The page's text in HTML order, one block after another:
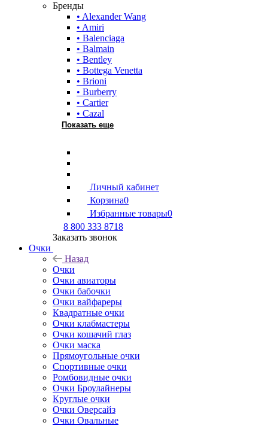
Бренды
• Alexander Wang
• Amiri
• Balenciaga
• Balmain
• Bentley
• Bottega Venetta
• Brioni
• Burberry
• Cartier
• Cazal
Показать еще
Личный кабинет
Корзина0
Избранные товары0
8 800 333 8718
Заказать звонок
Очки
Назад
Очки
Очки авиаторы
Очки бабочки
Очки вайфареры
Квадратные очки
Очки клабмастеры
Очки кошачий глаз
Очки маска
Прямоугольные очки
Спортивные очки
Ромбовидные очки
Очки Броулайнеры
Круглые очки
Очки Оверсайз
Очки Овальные